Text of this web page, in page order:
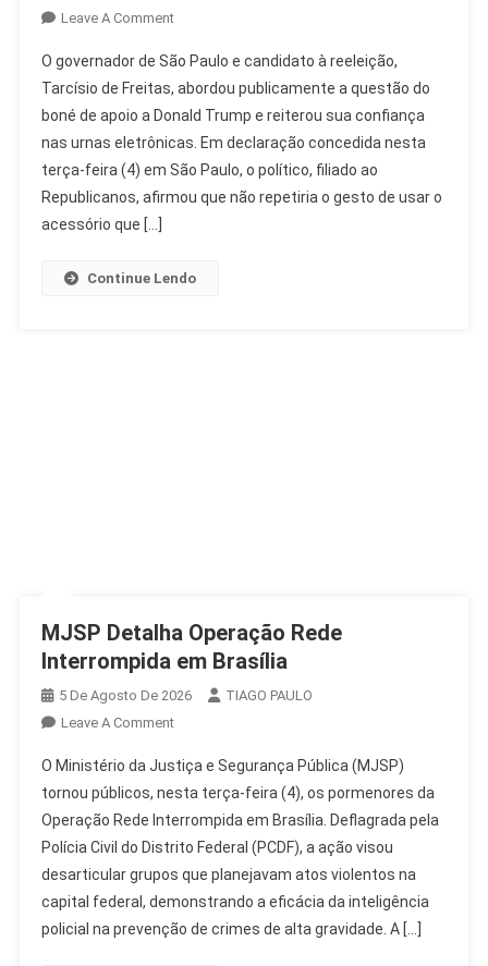
Leave A CommentOn
De
Freitas:
Boné
De
Trump
E
O governador de São Paulo e candidato à reeleição,
Tarcísio de Freitas, abordou publicamente a questão do
boné de apoio a Donald Trump e reiterou sua confiança
nas urnas eletrônicas. Em declaração concedida nesta
terça-feira (4) em São Paulo, o político, filiado ao
Republicanos, afirmou que não repetiria o gesto de usar o
acessório que […]
Continue Lendo
MJSP Detalha Operação Rede
Interrompida em Brasília
5 De Agosto De 2026
TIAGO PAULO
Leave A CommentOn
Detalha
Operação
Rede
Interrompida
Em
Brasília
O Ministério da Justiça e Segurança Pública (MJSP)
tornou públicos, nesta terça-feira (4), os pormenores da
Operação Rede Interrompida em Brasília. Deflagrada pela
Polícia Civil do Distrito Federal (PCDF), a ação visou
desarticular grupos que planejavam atos violentos na
capital federal, demonstrando a eficácia da inteligência
policial na prevenção de crimes de alta gravidade. A […]